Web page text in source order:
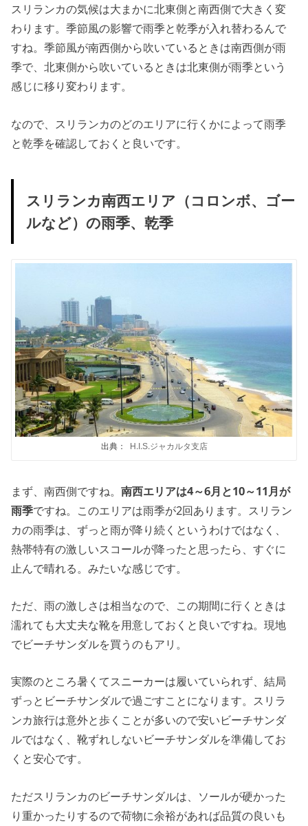
スリランカの気候は大まかに北東側と南西側で大きく変
わります。季節風の影響で雨季と乾季が入れ替わるんで
すね。季節風が南西側から吹いているときは南西側が雨
季で、北東側から吹いているときは北東側が雨季という
感じに移り変わります。
なので、スリランカのどのエリアに行くかによって雨季
と乾季を確認しておくと良いです。
スリランカ南西エリア（コロンボ、ゴー
ルなど）の雨季、乾季
出典： H.I.S.ジャカルタ支店
まず、南西側ですね。南西エリアは4～6月と10～11月が
雨季ですね。このエリアは雨季が2回あります。スリラン
カの雨季は、ずっと雨が降り続くというわけではなく、
熱帯特有の激しいスコールが降ったと思ったら、すぐに
止んで晴れる。みたいな感じです。
ただ、雨の激しさは相当なので、この期間に行くときは
濡れても大丈夫な靴を用意しておくと良いですね。現地
でビーチサンダルを買うのもアリ。
実際のところ暑くてスニーカーは履いていられず、結局
ずっとビーチサンダルで過ごすことになります。スリラ
ンカ旅行は意外と歩くことが多いので安いビーチサンダ
ルではなく、靴ずれしないビーチサンダルを準備してお
くと安心です。
ただスリランカのビーチサンダルは、ソールが硬かった
り重かったりするので荷物に余裕があれば品質の良いも